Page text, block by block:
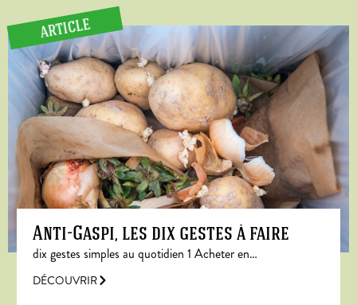
ARTICLE
Anti-Gaspi, les dix gestes à faire
dix gestes simples au quotidien 1 Acheter en…
DÉCOUVRIR